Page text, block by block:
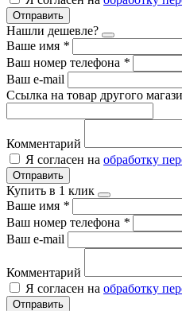
Отправить
Нашли дешевле?
Ваше имя *
Ваш номер телефона *
Ваш e-mail
Ссылка на товар другого
Комментарий
Я согласен на обработку
Отправить
Купить в 1 клик
Ваше имя *
Ваш номер телефона *
Ваш e-mail
Комментарий
Я согласен на обработку
Отправить